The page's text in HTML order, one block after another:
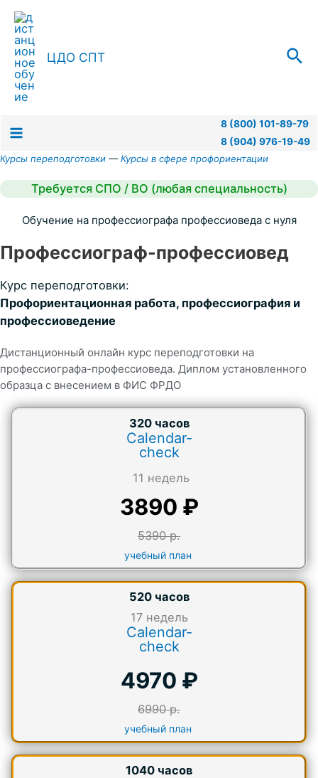
Перейти
содержимому
ЦДО СПТ
Menu
8 (800) 101-89-79
8 (904) 976-19-49
Курсы переподготовки —Курсы в сфере профориентации
Требуется СПО / ВО (любая специальность)
Обучение на профессиографа профессиоведа с нуля
Профессиограф-профессиовед
Курс переподготовки:
Профориентационная работа, профессиография и
профессиоведение
Дистанционный онлайн курс переподготовки на
профессиографа-профессиоведа. Диплом установленного
образца с внесением в ФИС ФРДО
320 часов
Calendar-
check
11 недель
3890 ₽
5390 р.
учебный план
520 часов
17недель
Calendar-
check
4970 ₽
6990 р.
учебный план
1040 часов